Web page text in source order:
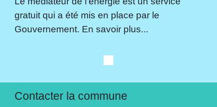
gratuit qui a été mis en place par le
Gouvernement. En savoir plus...
Contacter la commune